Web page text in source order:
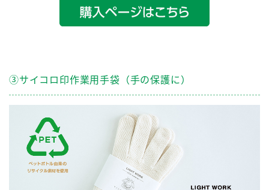
③サイコロ印作業用手袋（手の保護に）